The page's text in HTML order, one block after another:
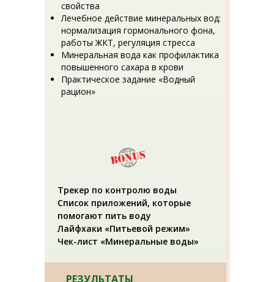
свойства
Лечебное действие минеральных вод:
нормализация гормонального фона,
работы ЖКТ, регуляция стресса
Минеральная вода как профилактика
повышенного сахара в крови
Практическое задание «Водный
рацион»
РЕЗУЛЬТАТЫ
Трекер по контролю воды
Список приложений, которые
помогают пить воду
Лайфхаки «Питьевой режим»
Чек-лист «Минеральные воды»